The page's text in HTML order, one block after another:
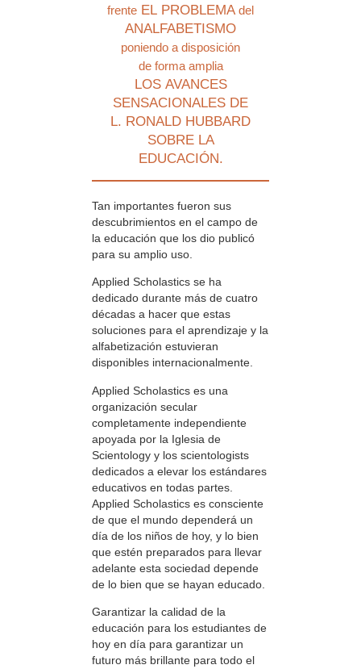
frente EL PROBLEMAdel
ANALFABETISMO
poniendo a disposición
de forma amplia
LOS AVANCES
SENSACIONALES DE
L. RONALD HUBBARD
SOBRE LA
EDUCACIÓN.
Tan importantes fueron sus
descubrimientos en el campo de
la educación que los dio publicó
para su amplio uso.
Applied Scholastics se ha
dedicado durante más de cuatro
décadas a hacer que estas
soluciones para el aprendizaje y la
alfabetización estuvieran
disponibles internacionalmente.
Applied Scholastics es una
organización secular
completamente independiente
apoyada por la Iglesia de
Scientology y los scientologists
dedicados a elevar los estándares
educativos en todas partes.
Applied Scholastics es consciente
de que el mundo dependerá un
día de los niños de hoy, y lo bien
que estén preparados para llevar
adelante esta sociedad depende
de lo bien que se hayan educado.
Garantizar la calidad de la
educación para los estudiantes de
hoy en día para garantizar un
futuro más brillante para todo el